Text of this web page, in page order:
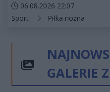
Data dodania artykułu:
06.08.2026 22:07
Kategorie artykułu:
Sport Piłka nożna
GALERIE